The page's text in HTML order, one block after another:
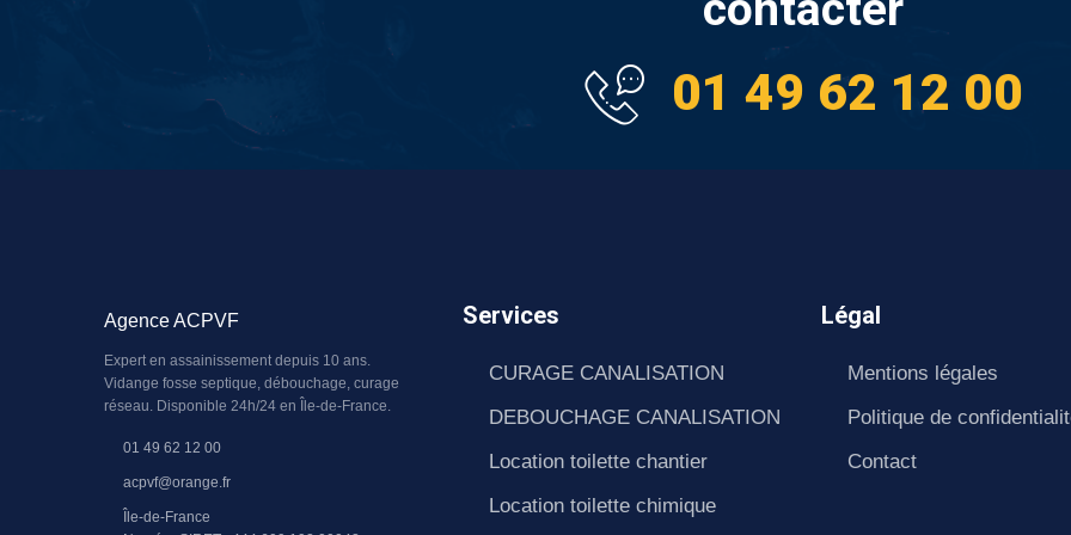
01 49 62 12 00
Agence ACPVF
Expert en assainissement depuis 10 ans.
Vidange fosse septique, débouchage, curage
réseau. Disponible 24h/24 en Île-de-France.
01 49 62 12 00
acpvf@orange.fr
Île-de-France
Services
CURAGE CANALISATION
DEBOUCHAGE CANALISATION
Location toilette chantier
Location toilette chimique
Légal
Mentions légales
Politique de
Contact